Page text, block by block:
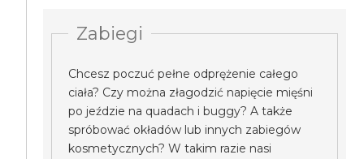
Zabiegi
Chcesz poczuć pełne odprężenie całego
ciała? Czy można złagodzić napięcie mięśni
po jeździe na quadach i buggy? A także
spróbować okładów lub innych zabiegów
kosmetycznych? W takim razie nasi